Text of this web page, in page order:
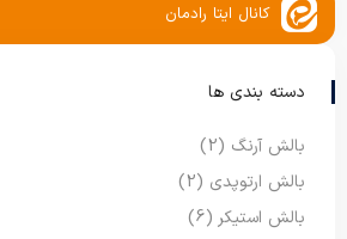
کانال ایتا رادمان
دسته بندی ها
بالش آرنگ (2)
بالش ارتوپدی (2)
بالش استیکر (6)